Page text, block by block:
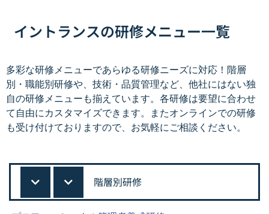
イントランスの研修メニュー一覧
多彩な研修メニューであらゆる研修ニーズに対応！階層
別・職能別研修や、技術・品質管理など、他社にはない独
自の研修メニューも揃えています。各研修は要望に合わせ
て自由にカスタマイズできます。またオンラインでの研修
も受け付けておりますので、お気軽にご相談ください。
階層別研修